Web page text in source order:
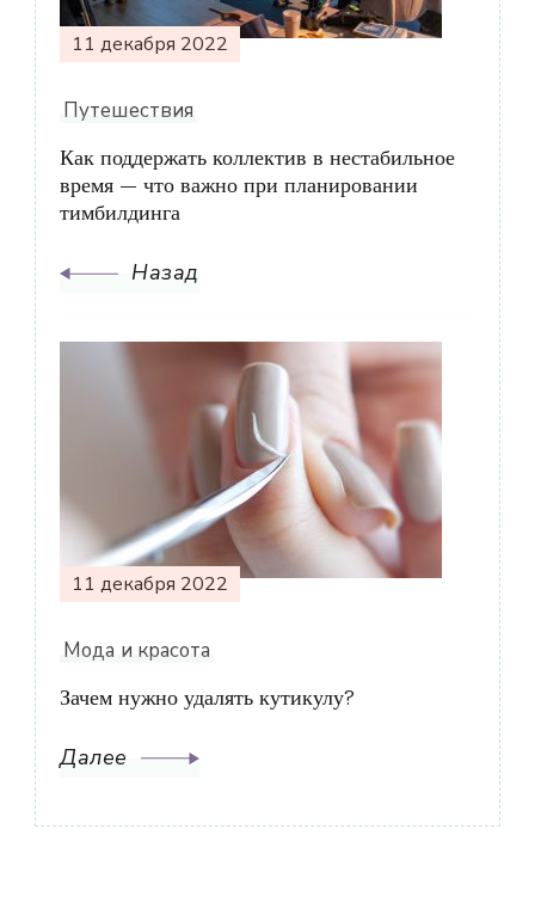
11 декабря 2022
Путешествия
Как поддержать коллектив в нестабильное
время — что важно при планировании
тимбилдинга
Назад
11 декабря 2022
Мода и красота
Зачем нужно удалять кутикулу?
Далее